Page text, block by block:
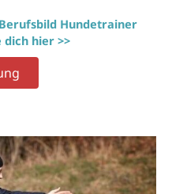
Hundetrainer
hier >>